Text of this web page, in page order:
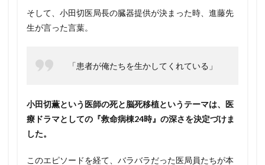
そして、小田切医局長の臓器提供が決まった時、進藤先
生が言った言葉。
「患者が俺たちを生かしてくれている」
小田切薫という医師の死と脳死移植というテーマは、医
療ドラマとしての『救命病棟24時』の深さを決定づけま
した。
このエピソードを経て、バラバラだった医局員たちが本